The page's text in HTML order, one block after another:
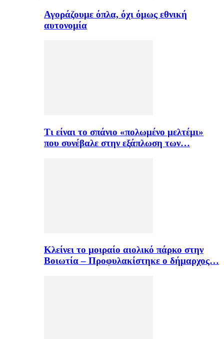
Αγοράζουμε όπλα, όχι όμως εθνική
αυτονομία
Τι είναι το σπάνιο «πολωμένο μελτέμι»
που συνέβαλε στην εξάπλωση των…
Κλείνει το μοιραίο αιολικό πάρκο στην
Βοιωτία – Προφυλακίστηκε ο δήμαρχος…